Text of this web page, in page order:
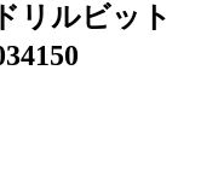
リルビット